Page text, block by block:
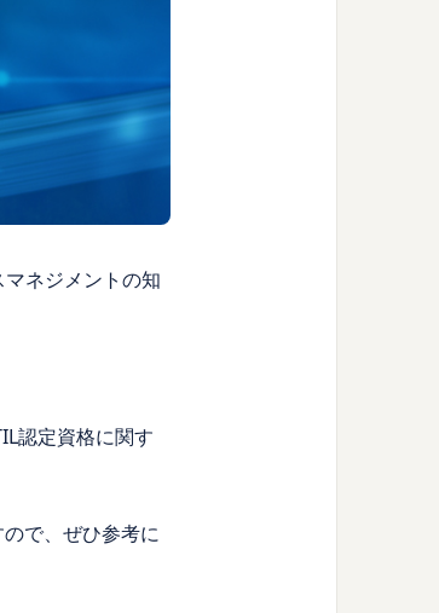
ネジメントの知
認定資格に関す
で、ぜひ参考に